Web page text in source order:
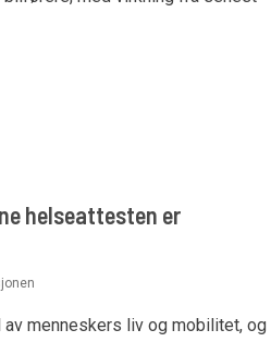
helseattesten er
menneskers liv og mobilitet, og